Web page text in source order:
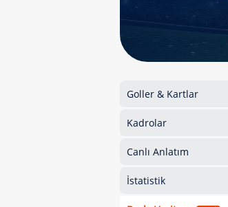
Goller & Kartlar
Kadrolar
Canlı Anlatım
İstatistik